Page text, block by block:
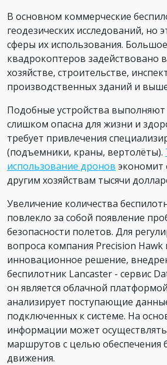
В основном коммерческие
геодезических исследований, но
сферы их использования.
квадрокоптеров задействовано
хозяйстве, строительстве,
производственных зданий и
Подобные устройства выполняют
слишком опасна для жизни и
требует привлечения
(подъемники, краны, вертолёты).
использование дронов экономит
другим хозяйствам тысячи
Увеличение количества
повлекло за собой появление
безопасности полетов. Для
вопроса компания Precision
инновационное решение,
беспилотник Lancaster - сервис
он является облачной
анализирует поступающие
подключенных к системе. На
информации может
маршрутов с целью обеспечения
движения.